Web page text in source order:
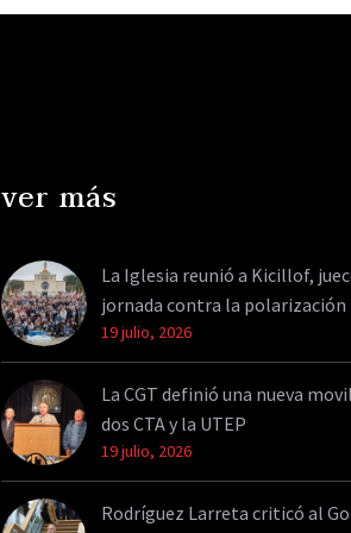
Macri afirmó que…
ver más
La Iglesia reunió a Kicillof,
jornada contra la polarización
19 julio, 2026
La CGT definió una nueva
dos CTA y la UTEP
19 julio, 2026
Rodríguez Larreta criticó al